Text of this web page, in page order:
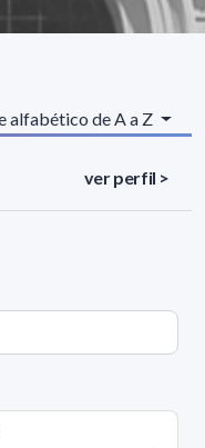
alfabético de A a Z
ver perfil >